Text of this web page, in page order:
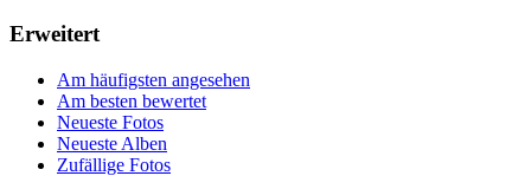
Erweitert
Am häufigsten angesehen
Am besten bewertet
Neueste Fotos
Neueste Alben
Zufällige Fotos